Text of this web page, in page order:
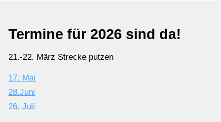
Termine für 2026 sind da!
21.-22. März Strecke putzen
17. Mai
28.Juni
26. Juli